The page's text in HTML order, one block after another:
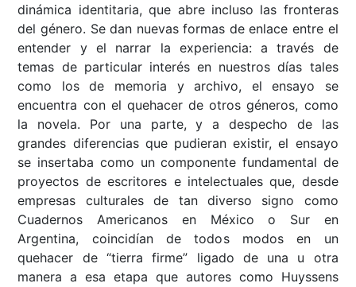
dinámica identitaria, que abre incluso las fronteras
del género. Se dan nuevas formas de enlace entre el
entender y el narrar la experiencia: a través de
temas de particular interés en nuestros días tales
como los de memoria y archivo, el ensayo se
encuentra con el quehacer de otros géneros, como
la novela. Por una parte, y a despecho de las
grandes diferencias que pudieran existir, el ensayo
se insertaba como un componente fundamental de
proyectos de escritores e intelectuales que, desde
empresas culturales de tan diverso signo como
Cuadernos Americanos en México o Sur en
Argentina, coincidían de todos modos en un
quehacer de “tierra firme” ligado de una u otra
manera a esa etapa que autores como Huyssens